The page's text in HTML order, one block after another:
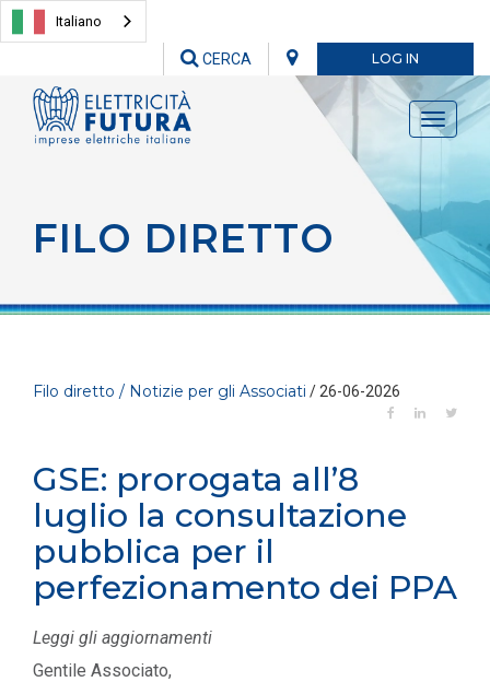
Italiano
LOG IN
CERCA
Toggle
FILO DIRETTO
Filo diretto / Notizie per gli Associati / 26-06-2026
GSE: prorogata all’8
luglio la consultazione
pubblica per il
perfezionamento dei PPA
Leggi gli aggiornamenti
Gentile Associato,